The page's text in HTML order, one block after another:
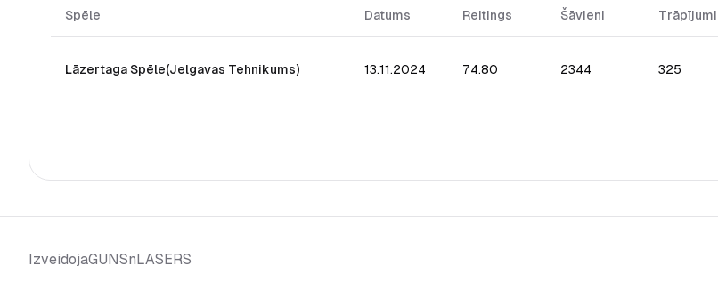
Spēle Datums Reitings Šāvieni Trāpījumi
Lāzertaga Spēle(Jelgavas Tehnikums) 13.11.2024 74.80 2344 325
IzveidojaGUNSnLASERS